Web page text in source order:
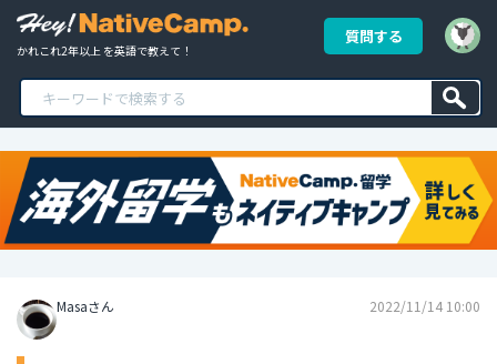
かれこれ2年以上 を英語で教えて！
質問する
Masaさん 2022/11/14 10:00